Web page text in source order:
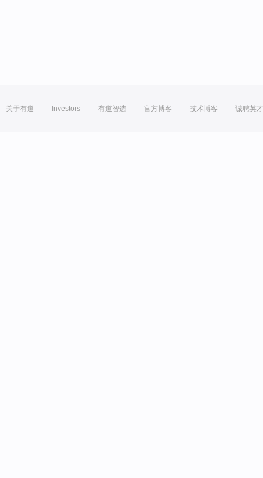
关于有道 Investors 有道智选 官方博客 技术博客 诚聘英才